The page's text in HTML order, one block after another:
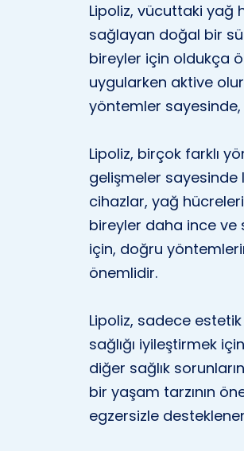
Lipoliz, vücuttaki yağ
sağlayan doğal bir
bireyler için oldukça
uygularken aktive
yöntemler sayesinde,
Lipoliz, birçok farklı
gelişmeler sayesinde
cihazlar, yağ
bireyler daha ince ve
için, doğru
önemlidir.
Lipoliz, sadece
sağlığı iyileştirmek
diğer sağlık
bir yaşam tarzının
egzersizle